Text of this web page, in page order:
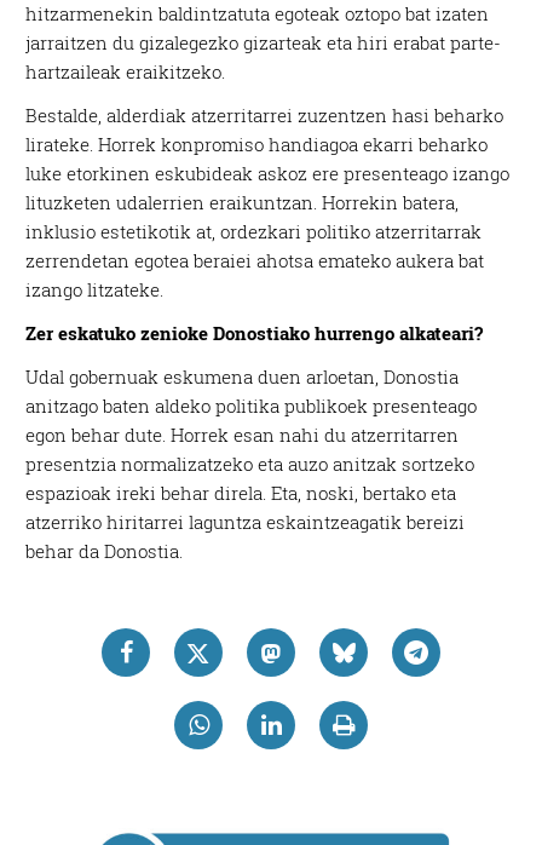
hitzarmenekin baldintzatuta egoteak oztopo bat izaten
jarraitzen du gizalegezko gizarteak eta hiri erabat parte-
hartzaileak eraikitzeko.
Bestalde, alderdiak atzerritarrei zuzentzen hasi beharko
lirateke. Horrek konpromiso handiagoa ekarri beharko
luke etorkinen eskubideak askoz ere presenteago izango
lituzketen udalerrien eraikuntzan. Horrekin batera,
inklusio estetikotik at, ordezkari politiko atzerritarrak
zerrendetan egotea beraiei ahotsa emateko aukera bat
izango litzateke.
Zer eskatuko zenioke Donostiako hurrengo alkateari?
Udal gobernuak eskumena duen arloetan, Donostia
anitzago baten aldeko politika publikoek presenteago
egon behar dute. Horrek esan nahi du atzerritarren
presentzia normalizatzeko eta auzo anitzak sortzeko
espazioak ireki behar direla. Eta, noski, bertako eta
atzerriko hiritarrei laguntza eskaintzeagatik bereizi
behar da Donostia.